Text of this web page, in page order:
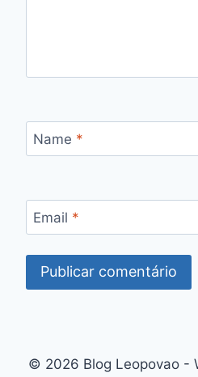
Name *
Email *
© 2026 Blog Leopovao -